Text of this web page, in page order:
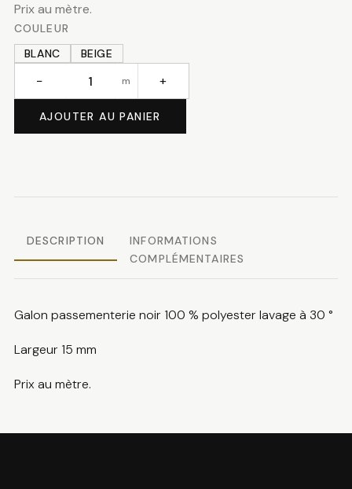
Prix au mètre.
COULEUR
BLANC
BEIGE
Galon
− m +
AJOUTER AU PANIER
DESCRIPTION
INFORMATIONS
COMPLÉMENTAIRES
Galon passementerie noir 100 % polyester lavage à 30 °
Largeur 15 mm
Prix au mètre.